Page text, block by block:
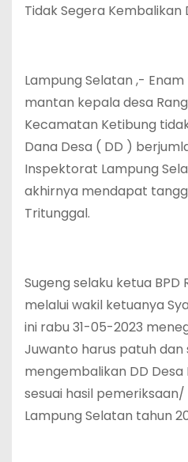
Tidak Segera Kembalikan
Lampung Selatan ,-
mantan kepala desa
Kecamatan Ketibung
Dana Desa ( DD )
Inspektorat Lampung
akhirnya mendapat
Tritunggal.
Sugeng selaku ketua BPD
melalui wakil ketuanya
ini rabu 31-05-2023
Juwanto harus patuh dan
mengembalikan DD Desa
sesuai hasil
Lampung Selatan tahun